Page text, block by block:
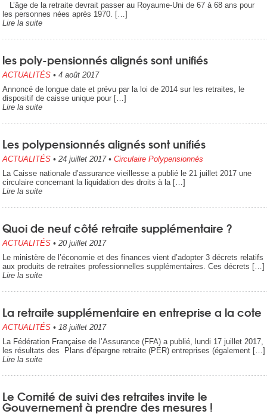
L’âge de la retraite devrait passer au Royaume-Uni de 67 à 68 ans pour
les personnes nées après 1970. […]
Lire la suite
les poly-pensionnés alignés sont unifiés
ACTUALITÉS • 4 août 2017
Annoncé de longue date et prévu par la loi de 2014 sur les retraites, le
dispositif de caisse unique pour […]
Lire la suite
Les polypensionnés alignés sont unifiés
ACTUALITÉS • 24 juillet 2017• Circulaire Polypensionnés
La Caisse nationale d’assurance vieillesse a publié le 21 juillet 2017 une
circulaire concernant la liquidation des droits à la […]
Lire la suite
Quoi de neuf côté retraite supplémentaire ?
ACTUALITÉS • 20 juillet 2017
Le ministère de l’économie et des finances vient d’adopter 3 décrets relatifs
aux produits de retraites professionnelles supplémentaires. Ces décrets […]
Lire la suite
La retraite supplémentaire en entreprise a la cote
ACTUALITÉS • 18 juillet 2017
La Fédération Française de l’Assurance (FFA) a publié, lundi 17 juillet 2017,
les résultats des Plans d’épargne retraite (PER) entreprises (également […]
Lire la suite
Le Comité de suivi des retraites invite le
Gouvernement à prendre des mesures !